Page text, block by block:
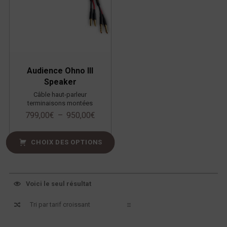
Audience Ohno III
Speaker
Câble haut-parleur
terminaisons montées
799,00€ – 950,00€
CHOIX DES OPTIONS
Voici le seul résultat